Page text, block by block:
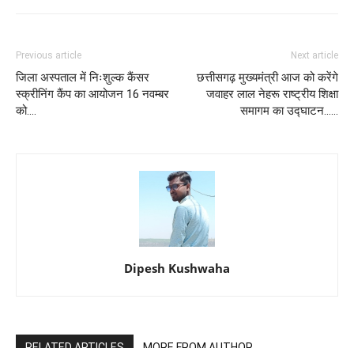
Previous article
जिला अस्पताल में निःशुल्क कैंसर
स्क्रीनिंग कैंप का आयोजन 16 नवम्बर
को....
Next article
छत्तीसगढ़ मुख्यमंत्री आज को करेंगे
जवाहर लाल नेहरू राष्ट्रीय शिक्षा
समागम का उद्घाटन......
Dipesh Kushwaha